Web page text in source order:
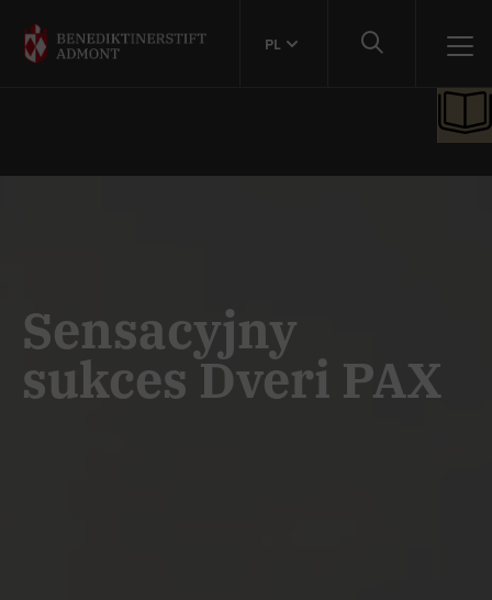
PL
Sensacyjny
sukces Dveri PAX